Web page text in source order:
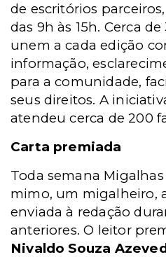
de escritórios
das 9h às 15h. Cerca
unem a cada edição
informação,
para a comunidade,
seus direitos. A
atendeu cerca de 200
Carta premiada
Toda semana
mimo, um migalheiro,
enviada à redação
anteriores. O leitor
Nivaldo Souza